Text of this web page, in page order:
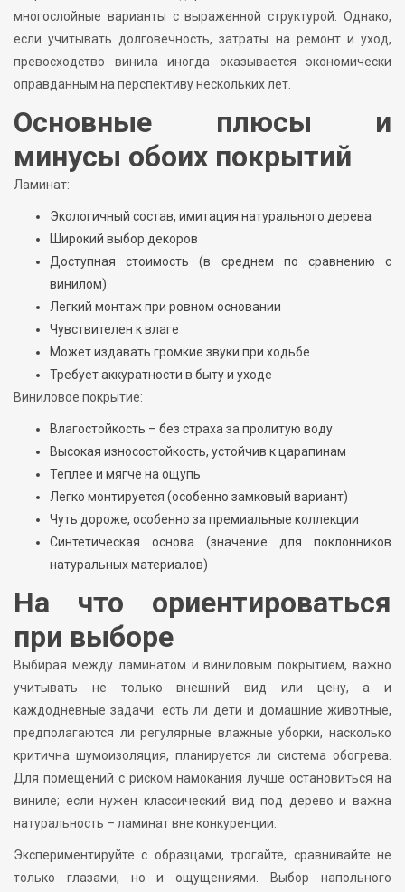
многослойные варианты с выраженной структурой. Однако,
если учитывать долговечность, затраты на ремонт и уход,
превосходство винила иногда оказывается экономически
оправданным на перспективу нескольких лет.
Основные плюсы и
минусы обоих покрытий
Ламинат:
Экологичный состав, имитация натурального дерева
Широкий выбор декоров
Доступная стоимость (в среднем по сравнению с
винилом)
Легкий монтаж при ровном основании
Чувствителен к влаге
Может издавать громкие звуки при ходьбе
Требует аккуратности в быту и уходе
Виниловое покрытие:
Влагостойкость – без страха за пролитую воду
Высокая износостойкость, устойчив к царапинам
Теплее и мягче на ощупь
Легко монтируется (особенно замковый вариант)
Чуть дороже, особенно за премиальные коллекции
Синтетическая основа (значение для поклонников
натуральных материалов)
На что ориентироваться
при выборе
Выбирая между ламинатом и виниловым покрытием, важно
учитывать не только внешний вид или цену, а и
каждодневные задачи: есть ли дети и домашние животные,
предполагаются ли регулярные влажные уборки, насколько
критична шумоизоляция, планируется ли система обогрева.
Для помещений с риском намокания лучше остановиться на
виниле; если нужен классический вид под дерево и важна
натуральность – ламинат вне конкуренции.
Экспериментируйте с образцами, трогайте, сравнивайте не
только глазами, но и ощущениями. Выбор напольного